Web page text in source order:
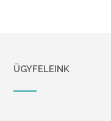
ÜGYFELEINK